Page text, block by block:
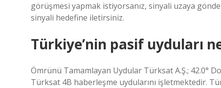
görüşmesi yapmak istiyorsanız, sinyali uzaya
sinyali hedefine iletirsiniz.
Türkiye’nin pasif uyduları
Ömrünü Tamamlayan Uydular Türksat A.Ş.; 42.0°
Türksat 4B haberleşme uydularını işletmektedir.